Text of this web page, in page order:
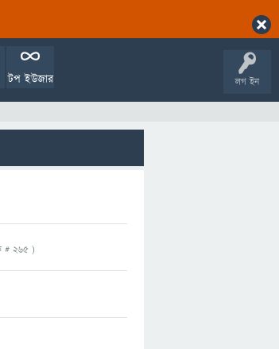
লগ ইন
টপ ইউজার
#265 )